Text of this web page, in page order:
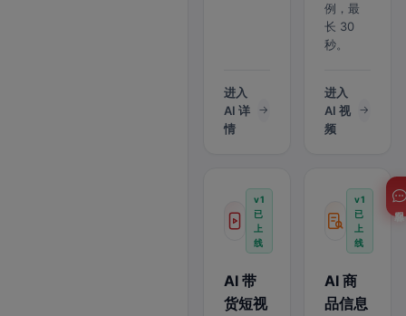
进入
AI 详
情
例，最
长 30
秒。
进入
AI 视
频
v1
已
上
线
AI 带
货短视
v1
已
上
线
AI 商
品信息